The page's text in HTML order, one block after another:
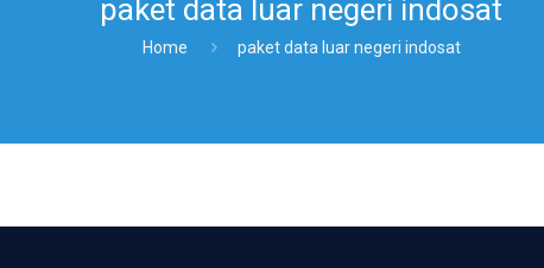
paket data luar negeri indosat
Home paket data luar negeri indosat